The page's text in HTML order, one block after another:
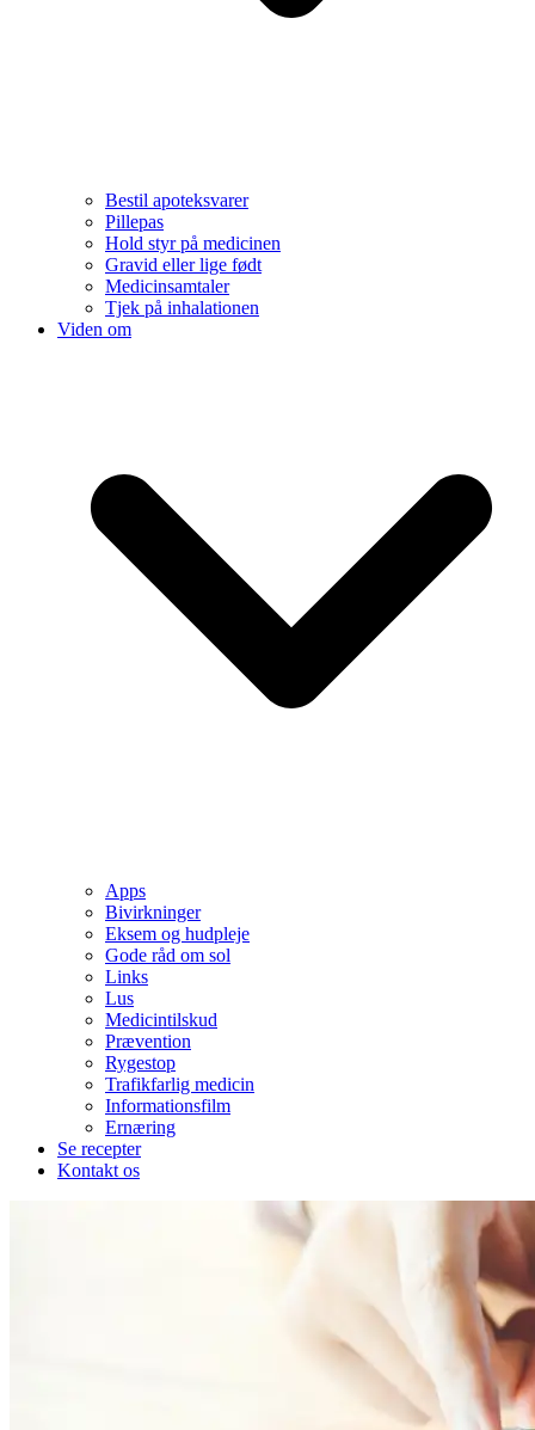
Bestil apoteksvarer
Pillepas
Hold styr på medicinen
Gravid eller lige født
Medicinsamtaler
Tjek på inhalationen
Viden om
Apps
Bivirkninger
Eksem og hudpleje
Gode råd om sol
Links
Lus
Medicintilskud
Prævention
Rygestop
Trafikfarlig medicin
Informationsfilm
Ernæring
Se recepter
Kontakt os